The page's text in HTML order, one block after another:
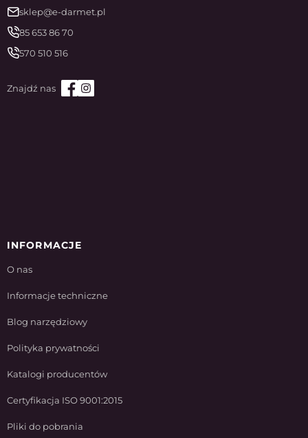
sklep@e-darmet.pl
85 653 86 70
570 510 516
INFORMACJE
O nas
Informacje techniczne
Blog narzędziowy
Polityka prywatności
Katalogi producentów
Certyfikacja ISO 9001:2015
Pliki do pobrania